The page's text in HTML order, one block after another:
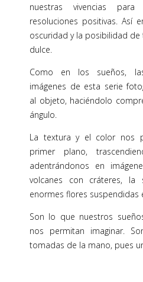
nuestras vivencias
resoluciones positivas. Así
oscuridad y la posibilidad
dulce.
Como en los sueños,
imágenes de esta serie
al objeto, haciéndolo
ángulo.
La textura y el color nos
primer plano,
adentrándonos en
volcanes con cráteres,
enormes flores suspendidas
Son lo que nuestros
nos permitan imaginar.
tomadas de la mano, pues